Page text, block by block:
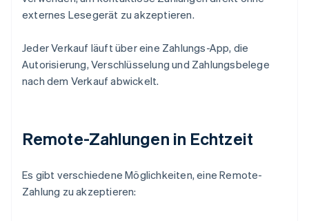
externes Lesegerät zu akzeptieren.
Jeder Verkauf läuft über eine Zahlungs-App, die
Autorisierung, Verschlüsselung und Zahlungsbelege
nach dem Verkauf abwickelt.
Remote-Zahlungen in Echtzeit
Es gibt verschiedene Möglichkeiten, eine Remote-
Zahlung zu akzeptieren: